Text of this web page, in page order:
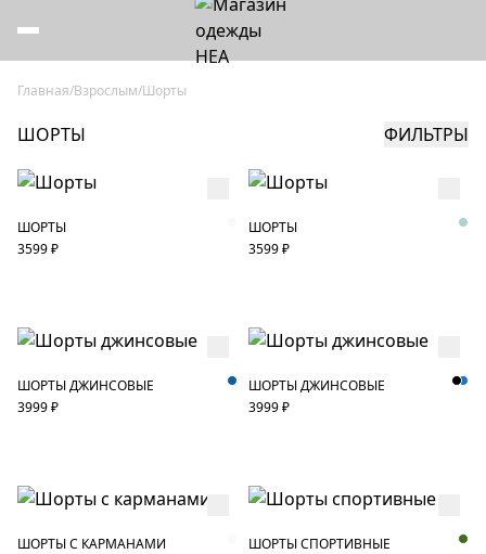
Главная/Взрослым/Шорты
ШОРТЫ ФИЛЬТРЫ
ШОРТЫ
3599 ₽
ШОРТЫ
3599 ₽
ШОРТЫ ДЖИНСОВЫЕ
3999 ₽
ШОРТЫ ДЖИНСОВЫЕ
3999 ₽
ШОРТЫ С КАРМАНАМИ
ШОРТЫ СПОРТИВНЫЕ